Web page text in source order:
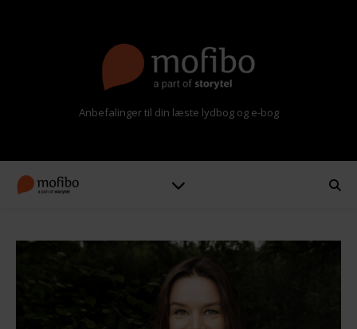
Anbefalinger til din læste lydbog og e-bog